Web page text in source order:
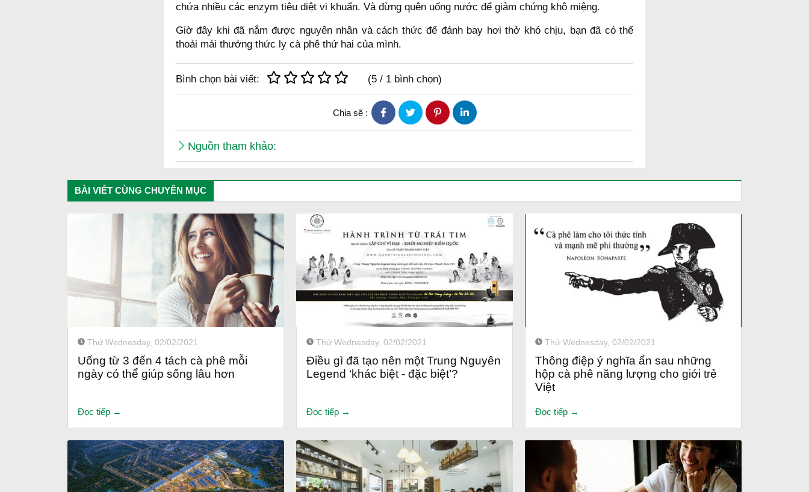
chứa nhiều các enzym tiêu diệt vi khuẩn. Và đừng quên uống nước để giảm chứng khô miệng.
Giờ đây khi đã nắm được nguyên nhân và cách thức để đánh bay hơi thở khó chịu, bạn đã có thể
thoải mái thưởng thức ly cà phê thứ hai của mình.
Bình chọn bài viết: (5 / 1 bình chọn)
Chia sẽ :
Nguồn tham khảo:
BÀI VIẾT CÙNG CHUYÊN MỤC
Thứ Wednesday, 02/02/2021
Uống từ 3 đến 4 tách cà phê mỗi
ngày có thể giúp sống lâu hơn
Đọc tiếp →
Thứ Wednesday, 02/02/2021
Điều gì đã tạo nên một Trung Nguyên
Legend ‘khác biệt - đặc biệt’?
Đọc tiếp →
Thứ Wednesday, 02/02/2021
Thông điệp ý nghĩa ẩn sau những
hộp cà phê năng lượng cho giới trẻ
Việt
Đọc tiếp →